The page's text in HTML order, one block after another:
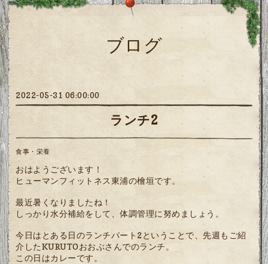
ブログ
2022-05-31 06:00:00
ランチ2
食事・栄養
おはようございます！
ヒューマンフィットネス東浦の檜垣です。
最近暑くなりましたね！
しっかり水分補給をして、体調管理に努めましょう。
今日はとある日のランチパート2ということで、先週もご紹
介したKURUTOおおぶさんでのランチ。
この日はカレーです。